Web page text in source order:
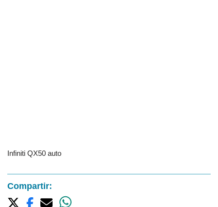
Infiniti QX50 auto
Compartir: